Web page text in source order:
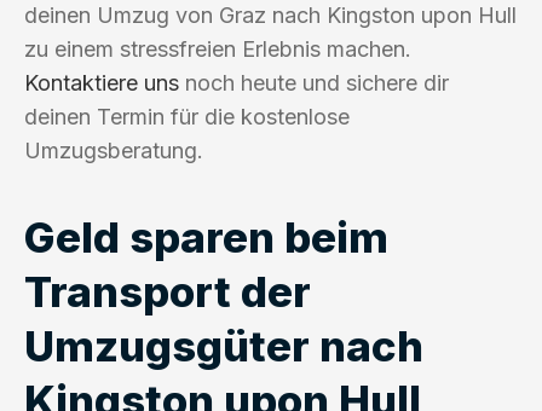
deinen Umzug von Graz nach Kingston upon Hull
zu einem stressfreien Erlebnis machen.
Kontaktiere uns noch heute und sichere dir
deinen Termin für die kostenlose
Umzugsberatung.
Geld sparen beim
Transport der
Umzugsgüter nach
Kingston upon Hull